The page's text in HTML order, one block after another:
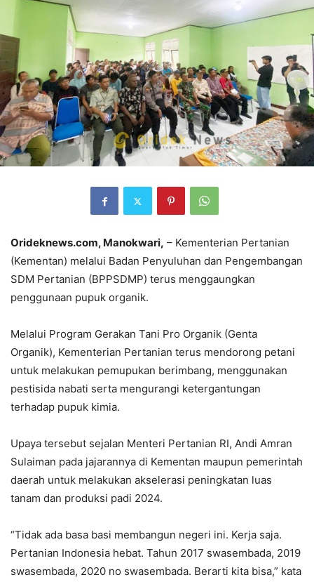
Orideknews.com, Manokwari, – Kementerian Pertanian
(Kementan) melalui Badan Penyuluhan dan Pengembangan
SDM Pertanian (BPPSDMP) terus menggaungkan
penggunaan pupuk organik.
Melalui Program Gerakan Tani Pro Organik (Genta
Organik), Kementerian Pertanian terus mendorong petani
untuk melakukan pemupukan berimbang, menggunakan
pestisida nabati serta mengurangi ketergantungan
terhadap pupuk kimia.
Upaya tersebut sejalan Menteri Pertanian RI, Andi Amran
Sulaiman pada jajarannya di Kementan maupun pemerintah
daerah untuk melakukan akselerasi peningkatan luas
tanam dan produksi padi 2024.
“Tidak ada basa basi membangun negeri ini. Kerja saja.
Pertanian Indonesia hebat. Tahun 2017 swasembada, 2019
swasembada, 2020 no swasembada. Berarti kita bisa,” kata